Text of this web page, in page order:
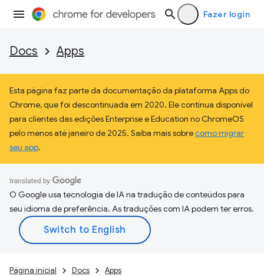
Fazer login
Docs Apps
Esta página faz parte da documentação da plataforma Apps do
Chrome, que foi descontinuada em 2020. Ele continua disponível
para clientes das edições Enterprise e Education no ChromeOS
pelo menos até janeiro de 2025. Saiba mais sobrecomo migrar
seu app.
O Google usa tecnologia de IA na tradução de conteúdos para
seu idioma de preferência. As traduções com IA podem ter erros.
Página inicial Docs Apps